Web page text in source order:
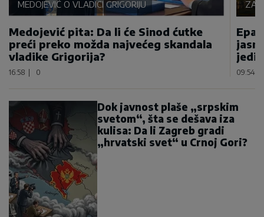
MEDOJEVIĆ O VLADICI GRIGORIJU
Medojević pita: Da li će Sinod ćutke
preći preko možda najvećeg skandala
vladike Grigorija?
16:58 | 0 09:54
Dok javnost plaše „srpskim
svetom“, šta se dešava iza
kulisa: Da li Zagreb gradi
„hrvatski svet“ u Crnoj Gori?